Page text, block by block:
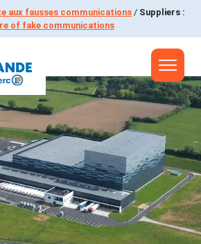
aux fausses communications / Suppliers :
of fake communications